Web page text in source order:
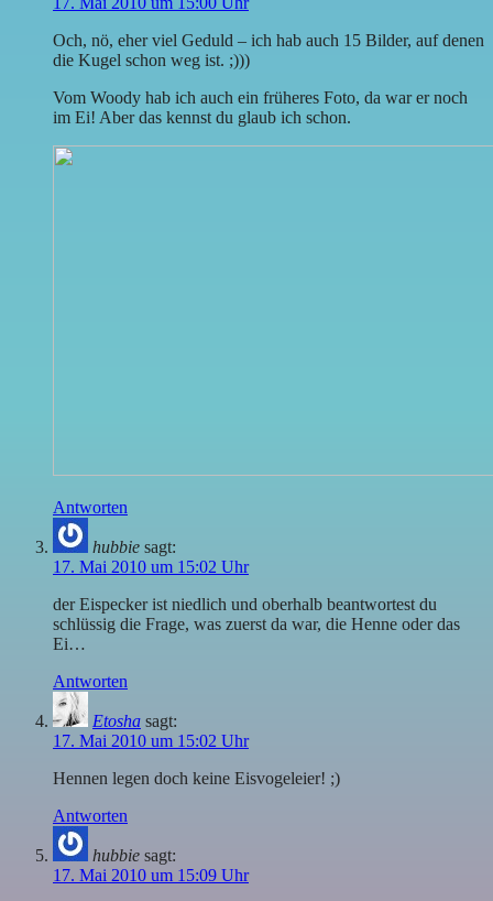
Och, nö, eher viel Geduld – ich hab auch 15 Bilder, auf denen
die Kugel schon weg ist. ;)))
Vom Woody hab ich auch ein früheres Foto, da war er noch
im Ei! Aber das kennst du glaub ich schon.
Antworten
hubbie sagt:
17. Mai 2010 um 15:02 Uhr
der Eispecker ist niedlich und oberhalb beantwortest du
schlüssig die Frage, was zuerst da war, die Henne oder das
Ei…
Antworten
Etosha sagt:
17. Mai 2010 um 15:02 Uhr
Hennen legen doch keine Eisvogeleier! ;)
Antworten
hubbie sagt:
17. Mai 2010 um 15:09 Uhr